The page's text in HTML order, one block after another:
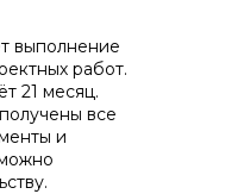
выполнение
работ.
21 месяц.
все
и